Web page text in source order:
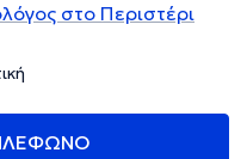
στο Περιστέρι